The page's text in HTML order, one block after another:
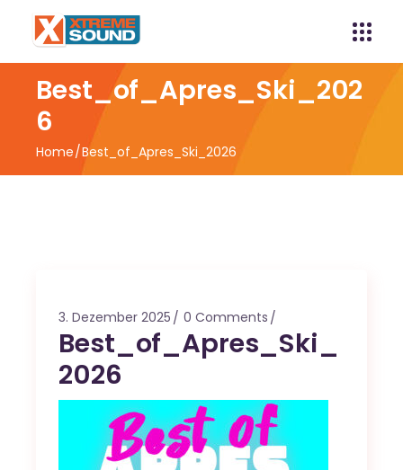
Best_of_Apres_Ski_202
6
Home Best_of_Apres_Ski_2026
3. Dezember 2025 0 Comments
Best_of_Apres_Ski_
2026